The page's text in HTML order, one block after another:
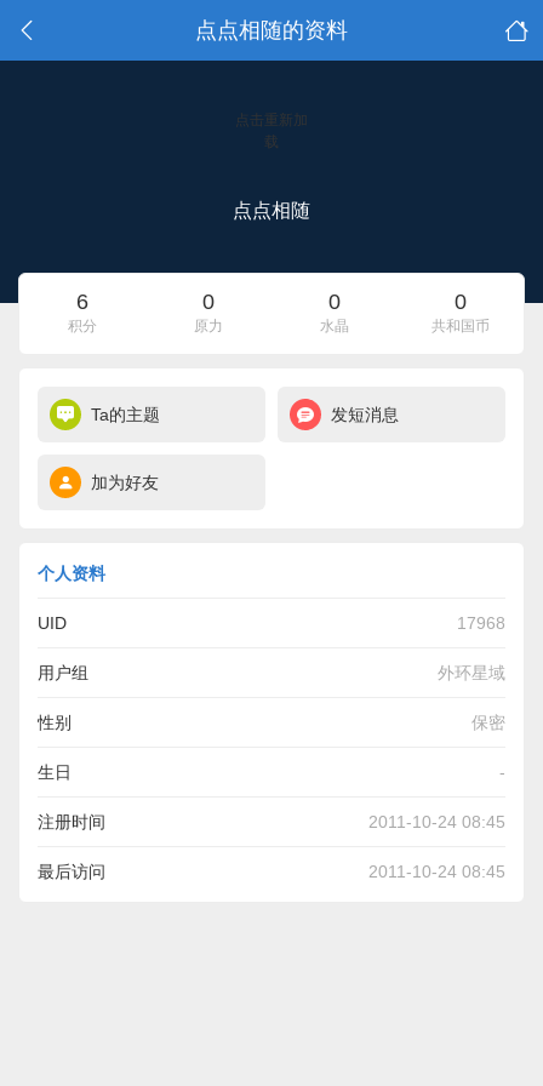
点点相随的资料
点击重新加
载
点点相随
6
积分
0
原力
0
水晶
0
共和国币
Ta的主题 发短消息
加为好友
个人资料
UID 17968
用户组 外环星域
性别 保密
生日 -
注册时间 2011-10-24 08:45
最后访问 2011-10-24 08:45